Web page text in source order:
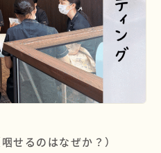
せるのはなぜか？）